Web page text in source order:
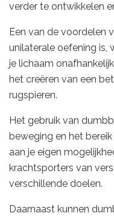
verder te ontwikkelen
Een van de voordelen
unilaterale oefening is,
je lichaam
het creëren van een
rugspieren.
Het gebruik van
beweging en het
aan je eigen
krachtsporters van
verschillende doelen.
Daarnaast kunnen